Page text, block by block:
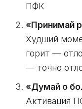
ПФК
«Принимай
Худший
горит —
— точно
«Думай о
Активация